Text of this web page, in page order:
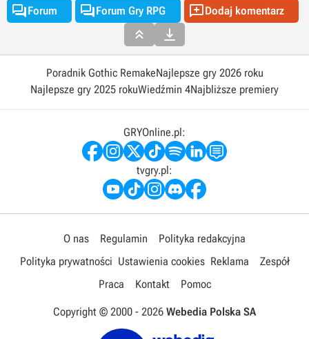
Forum Forum Gry RPG Dodaj komentarz
 
Poradnik Gothic RemakeNajlepsze gry 2026 roku
Najlepsze gry 2025 rokuWiedźmin 4Najbliższe premiery
GRYOnline.pl:
tvgry.pl:
O nas Regulamin
Polityka redakcyjna
Polityka prywatności Ustawienia cookies Reklama
Zespół
Praca
Kontakt Pomoc
Copyright © 2000 - 2026 Webedia Polska SA